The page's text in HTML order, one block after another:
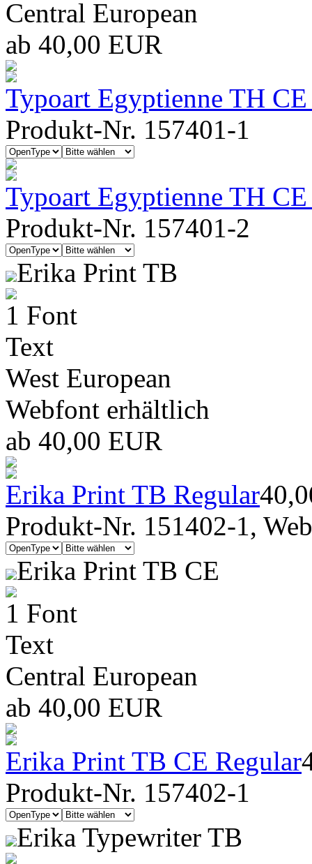
Central European
ab 40,00 EUR
Typoart Egyptienne TH
Produkt-Nr. 157401-1
Typoart Egyptienne TH
Produkt-Nr. 157401-2
Erika Print TB
1 Font
Text
West European
Webfont erhältlich
ab 40,00 EUR
Erika Print TB Regular
Produkt-Nr. 151402-1,
Erika Print TB CE
1 Font
Text
Central European
ab 40,00 EUR
Erika Print TB CE Regular
Produkt-Nr. 157402-1
Erika Typewriter TB